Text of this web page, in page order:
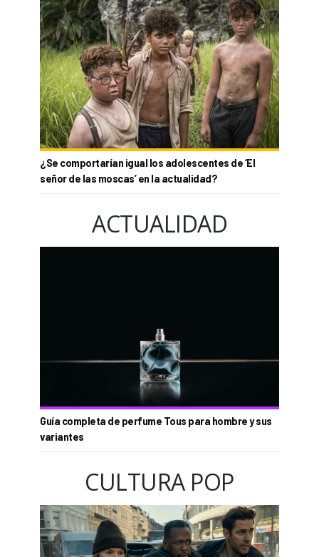
¿Se comportarían igual los adolescentes de ‘El
señor de las moscas’ en la actualidad?
ACTUALIDAD
Guía completa de perfume Tous para hombre y sus
variantes
CULTURA POP